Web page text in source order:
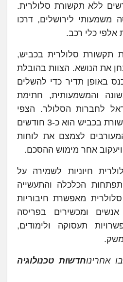
לפני כ-8 חודשים ללא תקשורת סלולרית.
משמעותי לירושלים, דרכו
אלפי כלי רכב.
תקשורת סלולרית בכביש,
את הנושא. הצוות בהובלת
באופן תדיר כדי להשלים
והמשמעותית, חתימת
לחברות הסלולר. הצפי
להפעלת מערכת התקשורת בכביש הוא כ-3 חודשים
לצמצם את לוחות
ויעקוב אחר מימוש ההסכם.
חיוניות לשמירה על
הכלכלה והתעשייה
מאפשרת חיבוריות
ומכשירים בפריסה
תעסוקה ולימודים,
אחרינוחדשות טכנולוגיה